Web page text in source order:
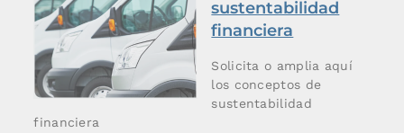
sustentabilidad
financiera
Solicita o amplia aquí
los conceptos de
sustentabilidad
financiera